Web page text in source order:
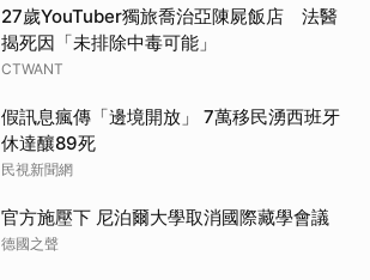
27歲YouTuber獨旅喬治亞陳屍飯店 法醫
揭死因「未排除中毒可能」
CTWANT
假訊息瘋傳「邊境開放」 7萬移民湧西班牙
休達釀89死
民視新聞網
官方施壓下 尼泊爾大學取消國際藏學會議
德國之聲